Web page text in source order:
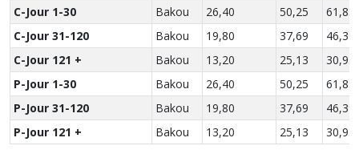
C-Jour 1-30
Bakou 26,40 50,25
61,85
C-Jour 31-120
Bakou 19,80 37,69
46,39
C-Jour 121 +
Bakou 13,20 25,13
30,93
P-Jour 1-30
Bakou 26,40 50,25
61,85
P-Jour 31-120
Bakou 19,80 37,69
46,39
P-Jour 121 +
Bakou 13,20 25,13 30,93